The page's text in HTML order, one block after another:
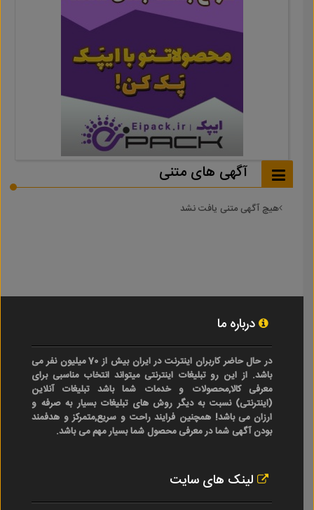
آگهی های متنی
هیچ آگهی متنی یافت نشد
درباره ما
در حال حاضر کاربران اینترنت در ایران بیش از 70 میلیون نفر می
باشد. از این رو تبلیغات اینترنتی میتواند انتخاب مناسبی برای
معرفی کالا,محصولات و خدمات شما باشد تبلیغات آنلاین
(اینترنتی) نسبت به دیگر روش های تبلیغات بسیار به صرفه و
ارزان می باشد! همچنین فرایند راحت و سریع,متمرکز و هدفمند
بودن آگهی شما در معرفی محصول شما بسیار مهم می باشد.
لینک های سایت